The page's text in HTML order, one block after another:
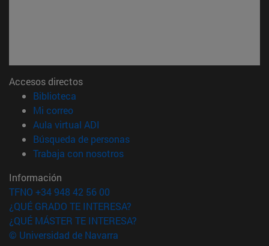
Accesos directos
Biblioteca
Mi correo(abre en nueva ventana)
Aula virtual ADI
Búsqueda de personas(abre en nueva ventana)
Trabaja con nosotros(abre en nueva ventana)
Información
TFNO +34 948 42 56 00
¿QUÉ GRADO TE INTERESA?
¿QUÉ MÁSTER TE INTERESA?
© Universidad de Navarra